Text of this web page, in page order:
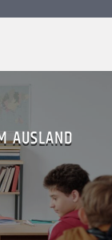
AUSLAND